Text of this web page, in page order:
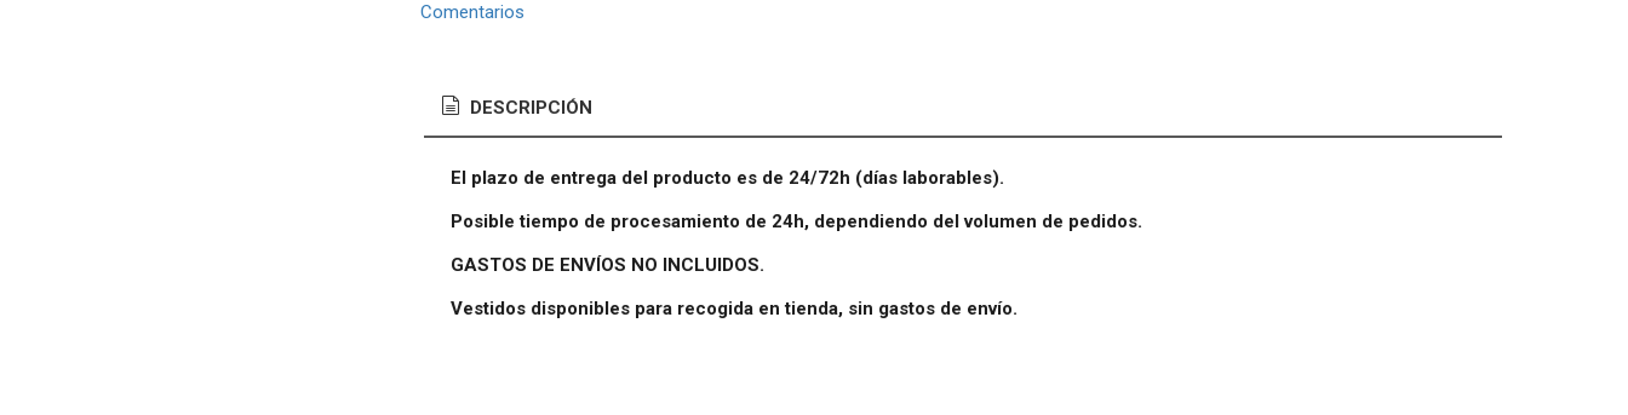
Comentarios
DESCRIPCIÓN
El plazo de entrega del producto es de 24/72h (días laborables).
Posible tiempo de procesamiento de 24h, dependiendo del volumen de pedidos.
GASTOS DE ENVÍOS NO INCLUIDOS.
Vestidos disponibles para recogida en tienda, sin gastos de envío.